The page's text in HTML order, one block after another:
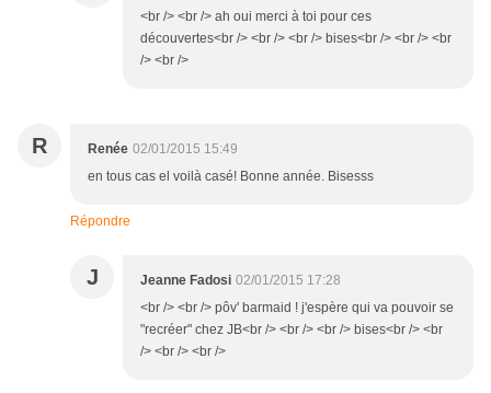
<br /> <br /> ah oui merci à toi pour ces
découvertes<br /> <br /> <br /> bises<br /> <br /> <br
/> <br />
R Renée 02/01/2015 15:49
en tous cas el voilà casé! Bonne année. Bisesss
Répondre
J Jeanne Fadosi 02/01/2015 17:28
<br /> <br /> pôv' barmaid ! j'espère qui va pouvoir se
"recréer" chez JB<br /> <br /> <br /> bises<br /> <br
/> <br /> <br />